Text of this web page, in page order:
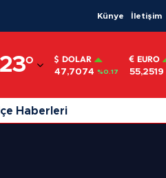
Künye İletişim
23° DOLAR
47,7074 %0.17
EURO
55,2519
İlçe Haberleri